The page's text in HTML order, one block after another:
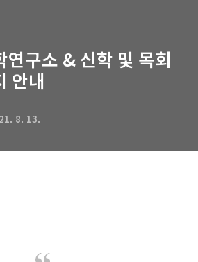
연구소 & 신학 및 목회
안내
8. 13.